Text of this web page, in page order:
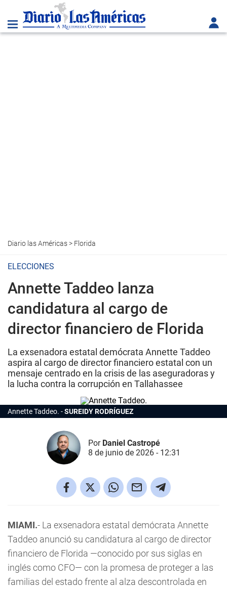
Diario las Américas> Florida
ELECCIONES
Annette Taddeo lanza
candidatura al cargo de
director financiero de Florida
La exsenadora estatal demócrata Annette Taddeo
aspira al cargo de director financiero estatal con un
mensaje centrado en la crisis de las aseguradoras y
la lucha contra la corrupción en Tallahassee
Annette Taddeo. SUREIDY RODRÍGUEZ
Por Daniel Castropé
8 de junio de 2026 - 12:31
MIAMI.- La exsenadora estatal demócrata Annette
Taddeo anunció su candidatura al cargo de director
financiero de Florida —conocido por sus siglas en
inglés como CFO— con la promesa de proteger a las
familias del estado frente al alza descontrolada en